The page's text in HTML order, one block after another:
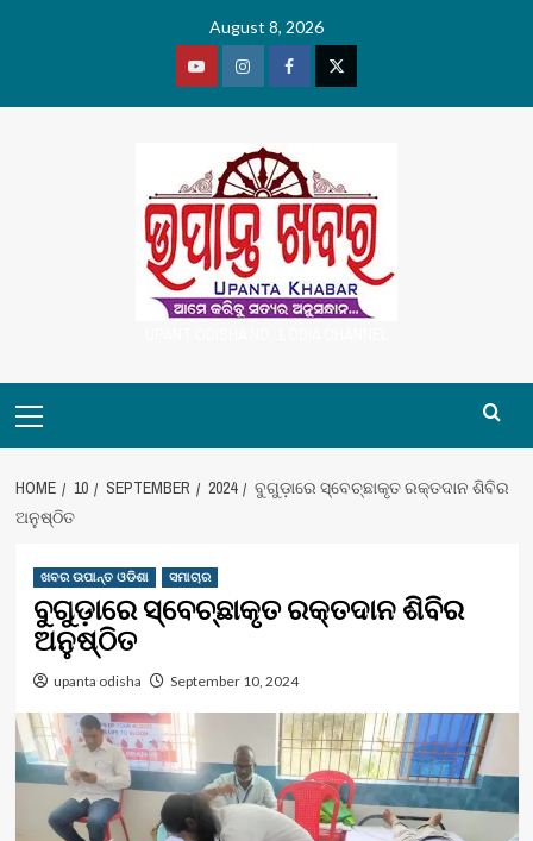
August 8, 2026
YoutubeVimeoFacebookTwitter
Menu
HOME 10 SEPTEMBER 2024
ବୁଗୁଡ଼ାରେ ସ୍ବେଚ୍ଛାକୃତ ରକ୍ତଦାନ ଶିବିର
ଅନୁଷ୍ଠିତ
ଖବର ଉପାନ୍ତ ଓଡିଶା ସମାଚାର
ବୁଗୁଡ଼ାରେ ସ୍ବେଚ୍ଛାକୃତ ରକ୍ତଦାନ ଶିବିର
ଅନୁଷ୍ଠିତ
upanta odisha September 10, 2024